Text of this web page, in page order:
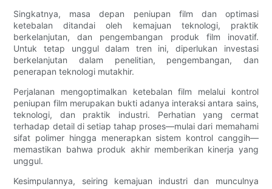
Singkatnya, masa depan peniupan film dan optimasi
ketebalan ditandai oleh kemajuan teknologi, praktik
berkelanjutan, dan pengembangan produk film inovatif.
Untuk tetap unggul dalam tren ini, diperlukan investasi
berkelanjutan dalam penelitian, pengembangan, dan
penerapan teknologi mutakhir.
Perjalanan mengoptimalkan ketebalan film melalui kontrol
peniupan film merupakan bukti adanya interaksi antara sains,
teknologi, dan praktik industri. Perhatian yang cermat
terhadap detail di setiap tahap proses—mulai dari memahami
sifat polimer hingga menerapkan sistem kontrol canggih—
memastikan bahwa produk akhir memberikan kinerja yang
unggul.
Kesimpulannya, seiring kemajuan industri dan munculnya